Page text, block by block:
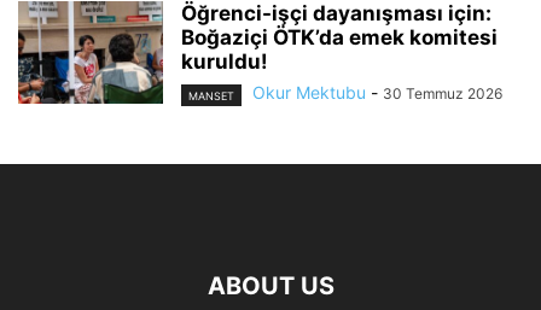
Öğrenci-işçi dayanışması için:
Boğaziçi ÖTK’da emek komitesi
kuruldu!
MANSET Okur Mektubu - 30 Temmuz 2026
ABOUT US